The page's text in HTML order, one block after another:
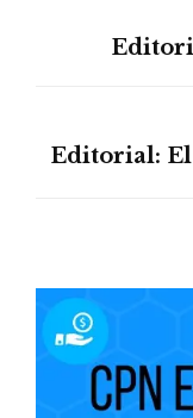
Editorial: